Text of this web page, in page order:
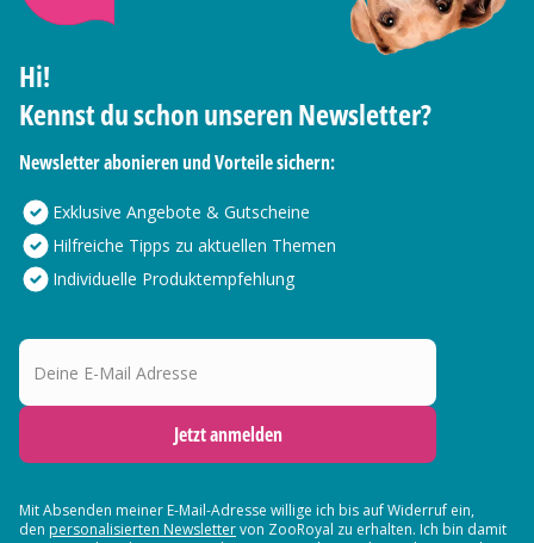
Hi!
Kennst du schon unseren Newsletter?
Newsletter abonieren und Vorteile sichern:
Exklusive Angebote & Gutscheine
Hilfreiche Tipps zu aktuellen Themen
Individuelle Produktempfehlung
Deine E-Mail Adresse
Jetzt anmelden
Mit Absenden meiner E-Mail-Adresse willige ich bis auf Widerruf ein,
den personalisierten Newslettervon ZooRoyal zu erhalten. Ich bin damit